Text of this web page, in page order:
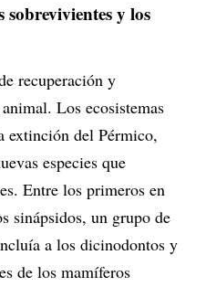
y los
recuperación y
Los ecosistemas
extinción del Pérmico,
especies que
Entre los primeros en
sinápsidos, un grupo de
a los dicinodontos y
de los mamíferos